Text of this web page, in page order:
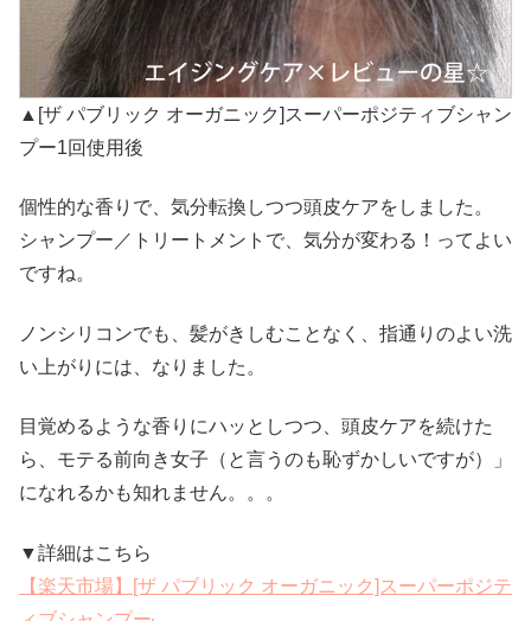
▲[ザ パブリック オーガニック]スーパーポジティブシャン
プー1回使用後
個性的な香りで、気分転換しつつ頭皮ケアをしました。
シャンプー／トリートメントで、気分が変わる！ってよい
ですね。
ノンシリコンでも、髪がきしむことなく、指通りのよい洗
い上がりには、なりました。
目覚めるような香りにハッとしつつ、頭皮ケアを続けた
ら、モテる前向き女子（と言うのも恥ずかしいですが）」
になれるかも知れません。。。
▼詳細はこちら
【楽天市場】[ザ パブリック オーガニック]スーパーポジテ